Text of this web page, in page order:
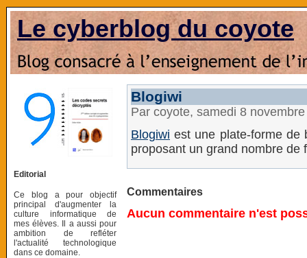
Le cyberblog du coyote
Editorial
Ce blog a pour objectif
principal d'augmenter la
culture informatique de
mes élèves. Il a aussi pour
ambition de refléter
l'actualité technologique
dans ce domaine.
Blogiwi
Par coyote, samedi 8
Blogiwi est une plate-forme de
proposant un grand nombre de
Commentaires
Aucun commentaire n'est